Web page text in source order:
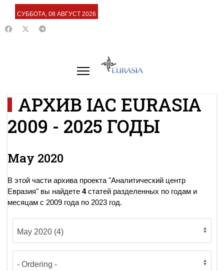
СУББОТА, 08 АВГУСТ 2026
АРХИВ IAC EURASIA
2009 - 2025 ГОДЫ
May 2020
В этой части архива проекта "Аналитический центр
Евразия" вы найдете 4статей разделенных по годам и
месяцам с 2009 года по 2023 год.